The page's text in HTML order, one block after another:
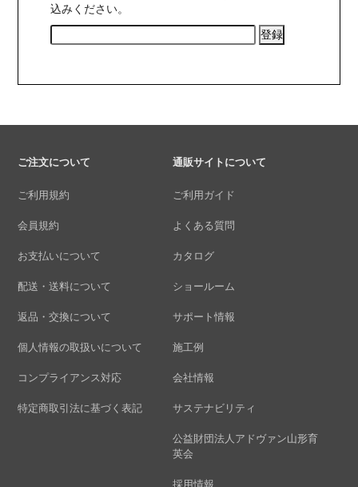
込みください。
ご注文について
ご利用規約
会員規約
お支払いについて
配送・送料について
返品・交換について
個人情報の取扱いについて
コンプライアンス対応
特定商取引法に基づく表記
通販サイトについて
ご利用ガイド
よくある質問
カタログ
ショールーム
サポート情報
施工例
会社情報
サステナビリティ
公益財団法人アドヴァン山形育
英会
採用情報